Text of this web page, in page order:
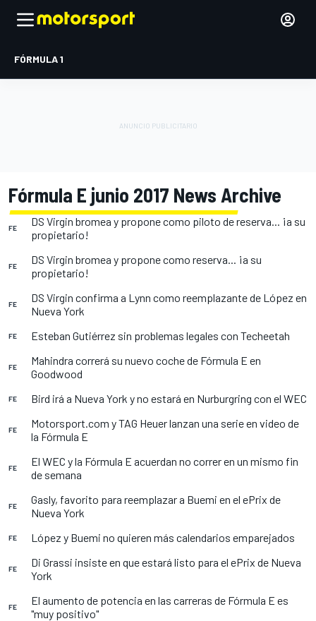
FÓRMULA 1
Fórmula E junio 2017 News Archive
FE
DS Virgin bromea y propone como piloto de reserva... ¡a su
propietario!
FE
DS Virgin bromea y propone como reserva... ¡a su
propietario!
FE
DS Virgin confirma a Lynn como reemplazante de López en
Nueva York
FE Esteban Gutiérrez sin problemas legales con Techeetah
FE
Mahindra correrá su nuevo coche de Fórmula E en
Goodwood
FE Bird irá a Nueva York y no estará en Nurburgring con el WEC
FE
Motorsport.com y TAG Heuer lanzan una serie en video de
la Fórmula E
FE
El WEC y la Fórmula E acuerdan no correr en un mismo fin
de semana
FE
Gasly, favorito para reemplazar a Buemi en el ePrix de
Nueva York
FE López y Buemi no quieren más calendarios emparejados
FE
Di Grassi insiste en que estará listo para el ePrix de Nueva
York
FE
El aumento de potencia en las carreras de Fórmula E es
"muy positivo"